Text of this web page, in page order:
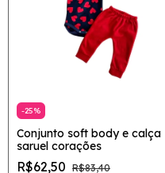
-25%
Conjunto soft body e calça
saruel corações
R$62,50 R$83,40